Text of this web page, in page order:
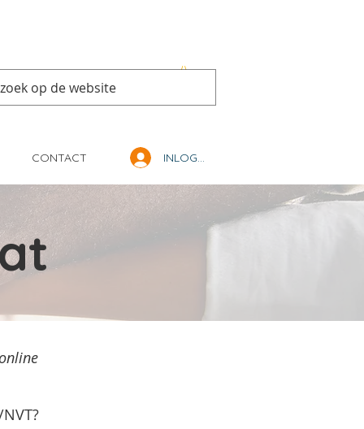
CONTACT INLOGGEN